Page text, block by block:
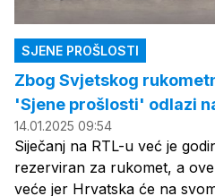
SJENE PROŠLOSTI
Zbog Svjetskog
'Sjene prošlosti' odlazi
14.01.2025 09:54
Siječanj na RTL-u već je
rezerviran za rukomet, a
veće jer Hrvatska će na